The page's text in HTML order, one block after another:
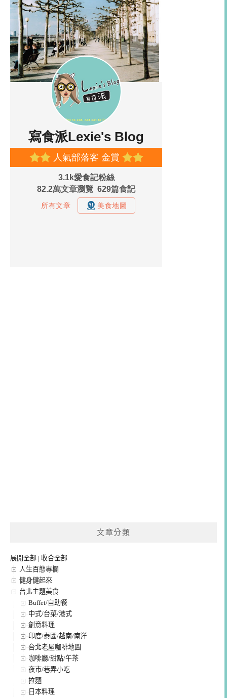
文章分類
展開全部 | 收合全部
人生百態專欄
健身健起來
台北主題美食
Buffet/自助餐
中式/台菜/港式
創意料理
印度/泰國/越南/南洋
台北老屋咖啡地圖
咖啡廳/甜點/午茶
夜市/巷弄小吃
拉麵
日本料理